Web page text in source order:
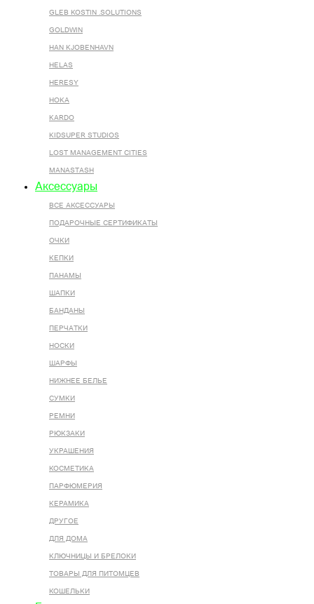
GLEB KOSTIN .SOLUTIONS
GOLDWIN
HAN KJOBENHAVN
HELAS
HERESY
HOKA
KARDO
KIDSUPER STUDIOS
LOST MANAGEMENT CITIES
MANASTASH
Аксессуары
ВСЕ AКСЕССУАРЫ
ПОДАРОЧНЫЕ СЕРТИФИКАТЫ
ОЧКИ
КЕПКИ
ПАНАМЫ
ШАПКИ
БАНДАНЫ
ПЕРЧАТКИ
НОСКИ
ШАРФЫ
НИЖНЕЕ БЕЛЬЕ
СУМКИ
РЕМНИ
РЮКЗАКИ
УКРАШЕНИЯ
КОСМЕТИКА
ПАРФЮМЕРИЯ
КЕРАМИКА
ДРУГОЕ
ДЛЯ ДОМА
КЛЮЧНИЦЫ И БРЕЛОКИ
ТОВАРЫ ДЛЯ ПИТОМЦЕВ
КОШЕЛЬКИ